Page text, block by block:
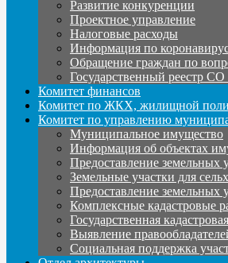
Развитие конкуренции
Проектное управление
Налоговые расходы
Информация по
Обращение граждан по
Государственный реестр
Комитет финансов
Комитет по ЖКХ, жилищной
Комитет по управлению
Муниципальное имущество
Информация об объектах
Предоставление земельных
Земельные участки для
Предоставление земельных
Комплексные кадастровые
Государственная
Выявление
Социальная поддержка